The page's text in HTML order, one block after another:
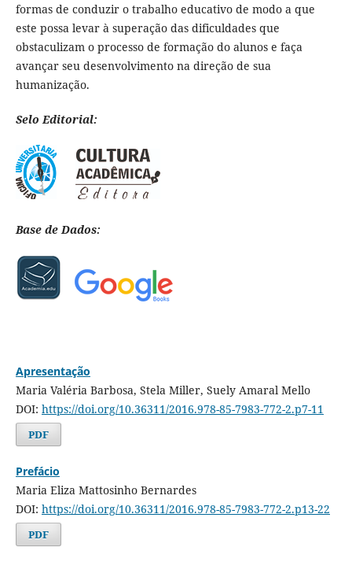
formas de conduzir o trabalho educativo de modo a que
este possa levar à superação das dificuldades que
obstaculizam o processo de formação do alunos e faça
avançar seu desenvolvimento na direção de sua
humanização.
Selo Editorial:
Base de Dados:
Apresentação
Maria Valéria Barbosa, Stela Miller, Suely Amaral Mello
DOI: https://doi.org/10.36311/2016.978-85-7983-772-2.p7-11
PDF
Prefácio
Maria Eliza Mattosinho Bernardes
DOI: https://doi.org/10.36311/2016.978-85-7983-772-2.p13-22
PDF